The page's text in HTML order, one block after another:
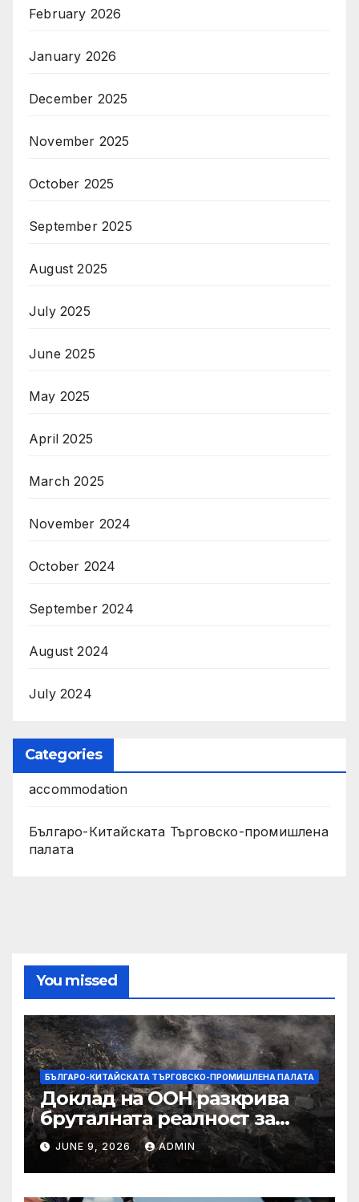
February 2026
January 2026
December 2025
November 2025
October 2025
September 2025
August 2025
July 2025
June 2025
May 2025
April 2025
March 2025
November 2024
October 2024
September 2024
August 2024
July 2024
Categories
accommodation
Българо-Китайската Търговско-промишлена
палата
You missed
БЪЛГАРО-КИТАЙСКАТА ТЪРГОВСКО-ПРОМИШЛЕНА ПАЛАТА
Доклад на ООН разкрива
бруталната реалност за
палестинците в Газа,
Западния бряг
JUNE 9, 2026 ADMIN